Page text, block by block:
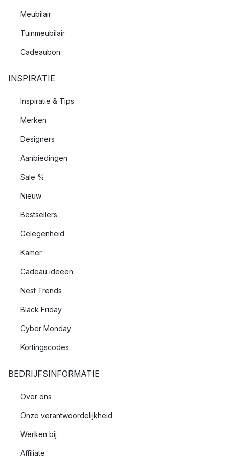
Meubilair
Tuinmeubilair
Cadeaubon
INSPIRATIE
Inspiratie & Tips
Merken
Designers
Aanbiedingen
Sale %
Nieuw
Bestsellers
Gelegenheid
Kamer
Cadeau ideeën
Nest Trends
Black Friday
Cyber Monday
Kortingscodes
BEDRIJFSINFORMATIE
Over ons
Onze verantwoordelijkheid
Werken bij
Affiliate